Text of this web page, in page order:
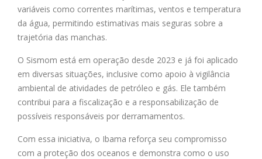
variáveis como correntes marítimas, ventos e temperatura
da água, permitindo estimativas mais seguras sobre a
trajetória das manchas.
O Sismom está em operação desde 2023 e já foi aplicado
em diversas situações, inclusive como apoio à vigilância
ambiental de atividades de petróleo e gás. Ele também
contribui para a fiscalização e a responsabilização de
possíveis responsáveis por derramamentos.
Com essa iniciativa, o Ibama reforça seu compromisso
com a proteção dos oceanos e demonstra como o uso